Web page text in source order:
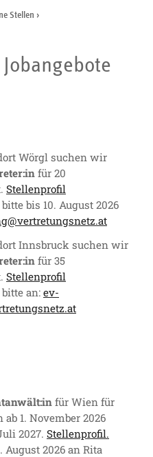
Stellen ›
Wörgl suchen wir
für 20
Stellenprofil
bis 10. August 2026
Innsbruck suchen wir
für 35
Stellenprofil
an: ev-
für Wien für
1. November 2026
2027. Stellenprofil.
2026 an Rita